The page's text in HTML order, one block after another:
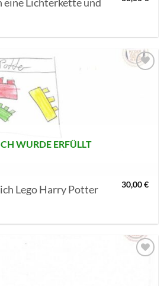
eine Lichterkette und
WURDE ERFÜLLT
Lego Harry Potter
30,00€